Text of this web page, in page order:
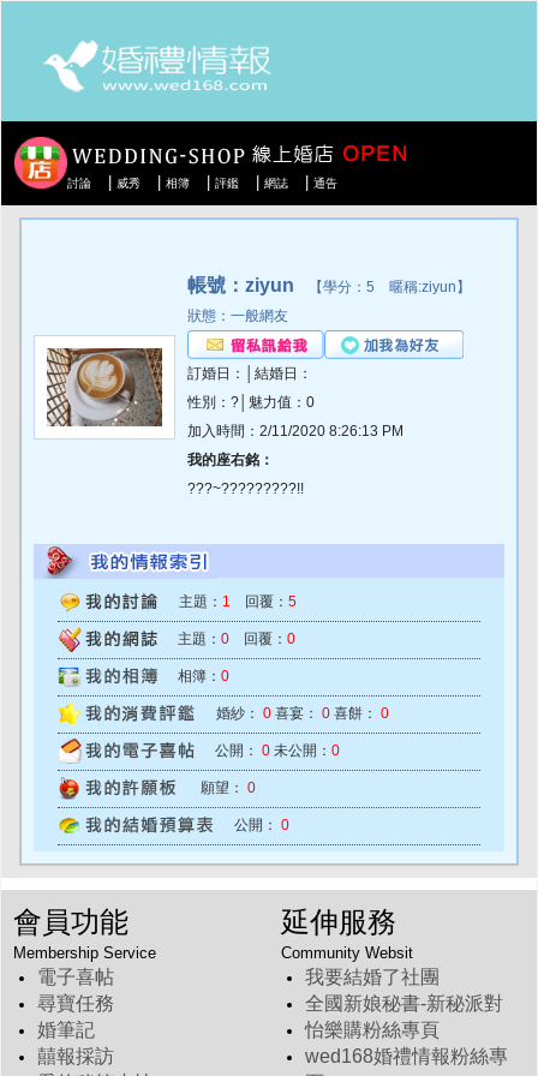
討論 威秀 相簿 評鑑 網誌 通告
帳號：ziyun 【學分：5 暱稱:ziyun】
狀態：一般網友
訂婚日：│結婚日：
性別：?│魅力值：0
加入時間：2/11/2020 8:26:13 PM
我的座右銘：
???~?????????!!
主題： 1 回覆： 5
主題： 0 回覆： 0
相簿： 0
婚紗： 0 喜宴： 0 喜餅： 0
公開： 0 未公開： 0
願望： 0
公開： 0
會員功能
Membership Service
電子喜帖
尋寶任務
婚筆記
囍報採訪
延伸服務
Community Websit
我要結婚了社團
全國新娘秘書-新秘派對
怡樂購粉絲專頁
wed168婚禮情報粉絲專